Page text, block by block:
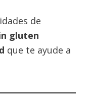
de
gluten
que te ayude a